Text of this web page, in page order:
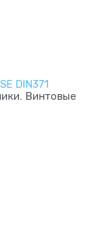
DIN371
Винтовые